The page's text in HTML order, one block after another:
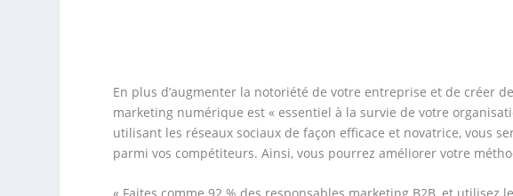
En plus d’augmenter la notoriété de votre entreprise et de créer
marketing numérique est « essentiel à la survie de votre
utilisant les réseaux sociaux de façon efficace et novatrice, vous
parmi vos compétiteurs. Ainsi, vous pourrez améliorer votre